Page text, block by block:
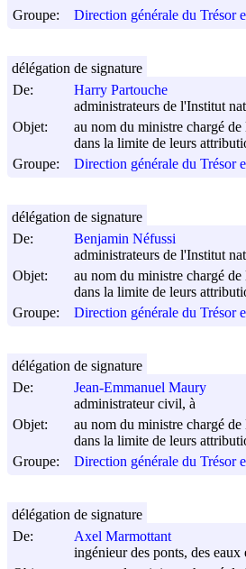
Groupe:
Direction générale du Trésor
De:
Harry Partouche
administrateurs de l'Institut
Objet:
au nom du ministre chargé
dans la limite de leurs
Groupe:
Direction générale du Trésor
délégation de signature
De:
Benjamin Néfussi
administrateurs de l'Institut
Objet:
au nom du ministre chargé
dans la limite de leurs
Groupe:
Direction générale du Trésor
délégation de signature
De:
Jean-Emmanuel Maury
administrateur civil, à
Objet:
au nom du ministre chargé
dans la limite de leurs
Groupe:
Direction générale du Trésor
délégation de signature
De:
Axel Marmottant
ingénieur des ponts, des eaux
délégation de signature